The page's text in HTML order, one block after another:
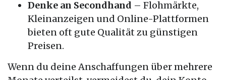
Denke an Secondhand – Flohmärkte,
Kleinanzeigen und Online-Plattformen
bieten oft gute Qualität zu günstigen
Preisen.
Wenn du deine Anschaffungen über mehrere